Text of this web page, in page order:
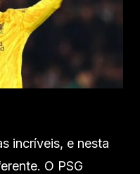
incríveis, e nesta
O PSG